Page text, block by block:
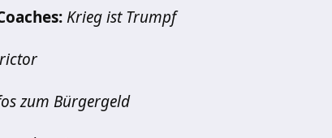
Krieg ist Trumpf
zum Bürgergeld